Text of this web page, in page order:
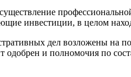
инвестиции, в целом
дел возложены на
и полномочия по